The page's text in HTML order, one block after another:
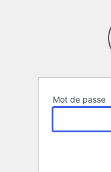
Mot de passe